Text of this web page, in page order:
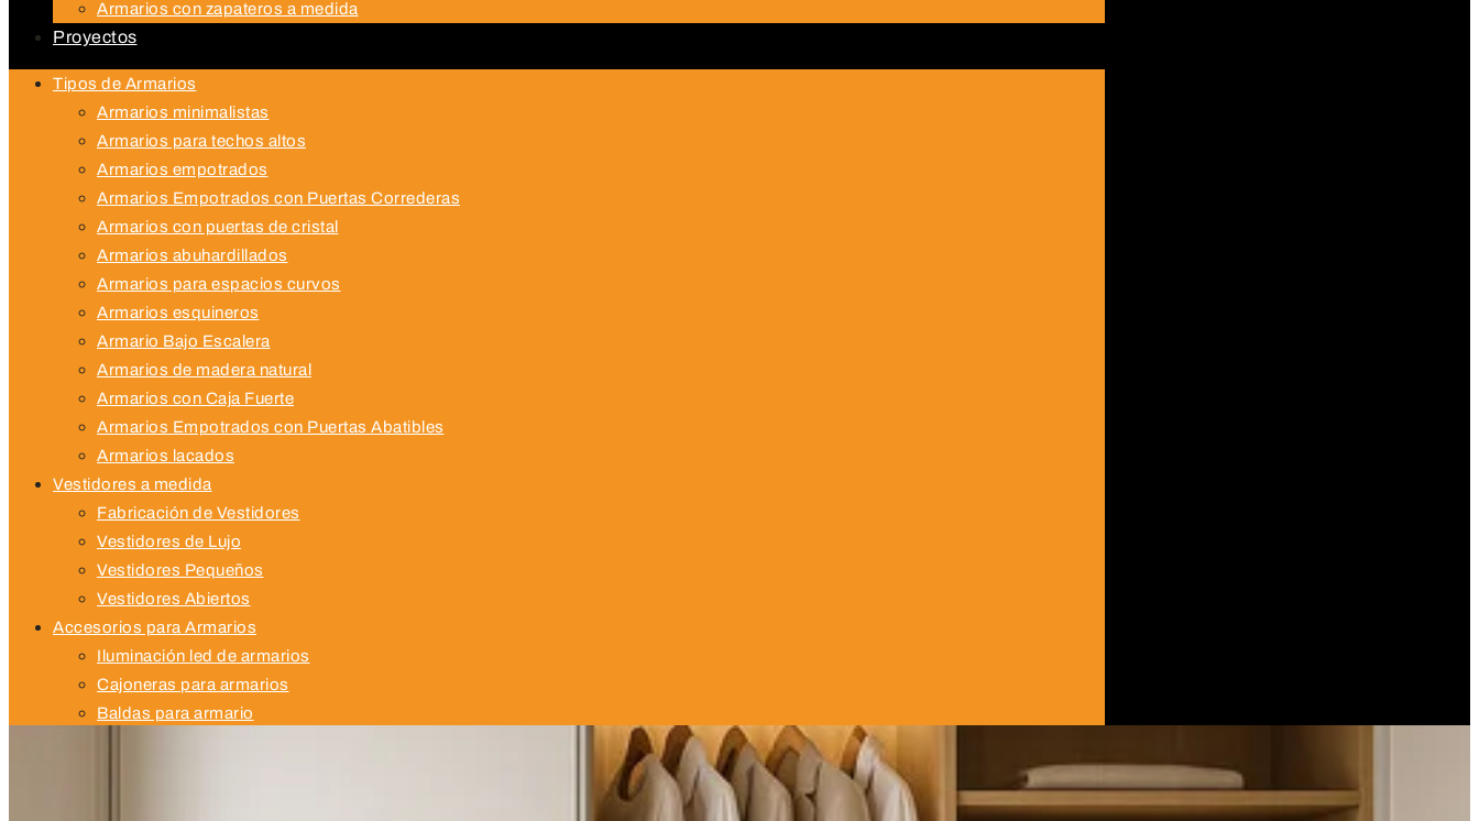
Armarios con zapateros a medida
Proyectos
Tipos de Armarios
Armarios minimalistas
Armarios para techos altos
Armarios empotrados
Armarios Empotrados con Puertas Correderas
Armarios con puertas de cristal
Armarios abuhardillados
Armarios para espacios curvos
Armarios esquineros
Armario Bajo Escalera
Armarios de madera natural
Armarios con Caja Fuerte
Armarios Empotrados con Puertas Abatibles
Armarios lacados
Vestidores a medida
Fabricación de Vestidores
Vestidores de Lujo
Vestidores Pequeños
Vestidores Abiertos
Accesorios para Armarios
Iluminación led de armarios
Cajoneras para armarios
Baldas para armario